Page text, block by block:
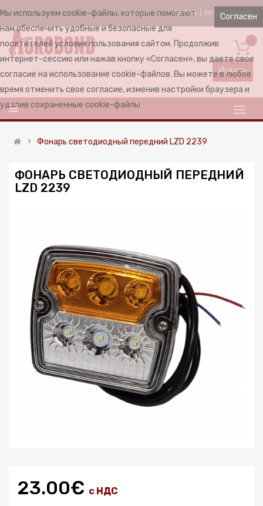
RUSSIAN ВОЙТИ РЕГИСТРАЦИЯ
Искать
Фонарь светодиодный передний LZD 2239
ФОНАРЬ СВЕТОДИОДНЫЙ ПЕРЕДНИЙ
LZD 2239
23.00€ с НДС
Согласен
Мы используем cookie-файлы, которые помогают
нам обеспечить удобные и безопасные для
посетителей условия пользования сайтом. Продолжив
интернет-сессию или нажав кнопку «Согласен», вы даете свое
согласие на использование cookie-файлов. Вы можете в любое
время отменить свое согласие, изменив настройки браузера и
удалив сохраненные cookie-файлы